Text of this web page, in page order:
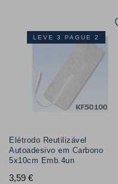
LEVE 3 PAGUE 2
Elétrodo Reutilizável
Autoadesivo em Carbono
5x10cm Emb.4un
3,59 €Preço